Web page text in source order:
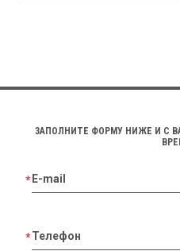
ЗАПОЛНИТЕ ФОРМУ НИЖЕ И С
E-mail
Телефон